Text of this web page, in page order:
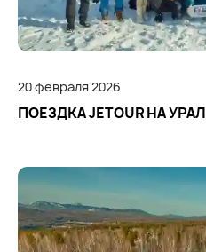
20февраля2026
ПОЕЗДКА JETOUR НА УРАЛ